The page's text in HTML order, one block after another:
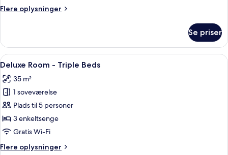
-
Bed
Flere oplysninger
Flere
Room
Airport
View
King
Se priser
Indlæs
alle
billeder
af
Deluxe
Room
-
Beds
Et hotelværelse med to senge, et
10
Deluxe Room - Triple Beds
35 m²
1 soveværelse
Plads til 5 personer
3 enkeltsenge
Gratis Wi-Fi
Flere oplysninger
Flere